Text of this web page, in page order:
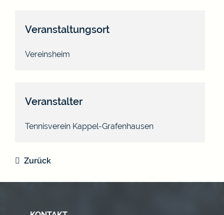
Veranstaltungsort
Vereinsheim
Veranstalter
Tennisverein Kappel-Grafenhausen
Zurück